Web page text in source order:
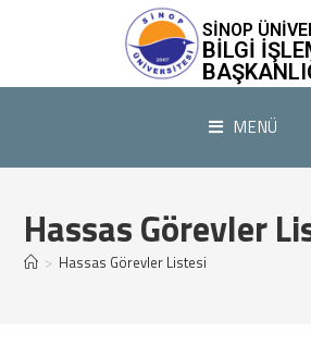
SİNOP
BILGI
MENÜ
Hassas Görevler
> Hassas Görevler Listesi